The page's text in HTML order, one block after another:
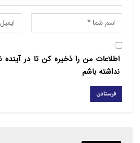
خانواده محترم شهید
محکومیت ترور، تأکید بر ادامه
برومند این سرزمین را دارد.
اطلاعات من را ذخیره کن تا در آینده
نداشته باشم